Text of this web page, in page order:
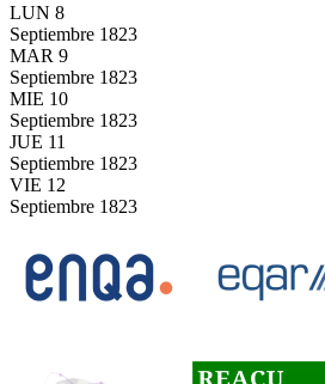
LUN 8
Septiembre 1823
MAR 9
Septiembre 1823
MIE 10
Septiembre 1823
JUE 11
Septiembre 1823
VIE 12
Septiembre 1823